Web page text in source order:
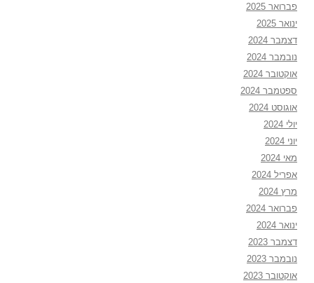
פברואר 2025
ינואר 2025
דצמבר 2024
נובמבר 2024
אוקטובר 2024
ספטמבר 2024
אוגוסט 2024
יולי 2024
יוני 2024
מאי 2024
אפריל 2024
מרץ 2024
פברואר 2024
ינואר 2024
דצמבר 2023
נובמבר 2023
אוקטובר 2023